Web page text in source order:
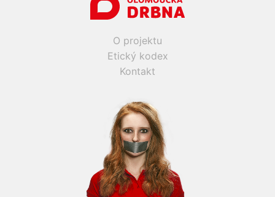
O projektu
Etický kodex
Kontakt